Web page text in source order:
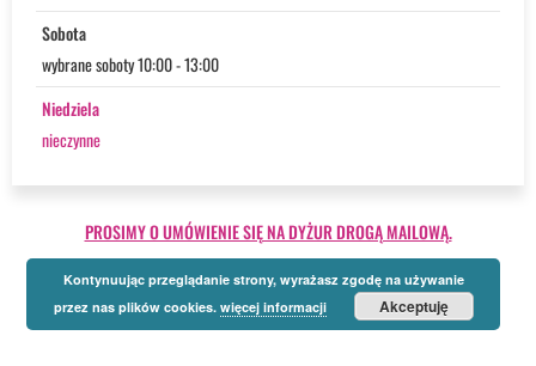
Sobota
wybrane soboty 10:00 - 13:00
Niedziela
nieczynne
PROSIMY O UMÓWIENIE SIĘ NA DYŻUR DROGĄ MAILOWĄ.
Kontynuując przeglądanie strony, wyrażasz zgodę na używanie
przez nas plików cookies. więcej informacji Akceptuję